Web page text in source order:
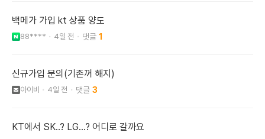
백메가 가입 kt 상품 양도
88**** 4일 전 1
신규가입 문의(기존꺼 해지)
아이비 4일 전 3
KT에서 SK..? LG...? 어디로 갈까요